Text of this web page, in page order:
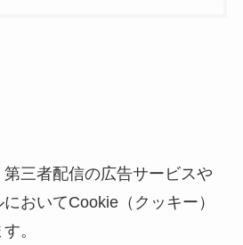
三者配信の広告サービスや
おいてCookie（クッキー）
。